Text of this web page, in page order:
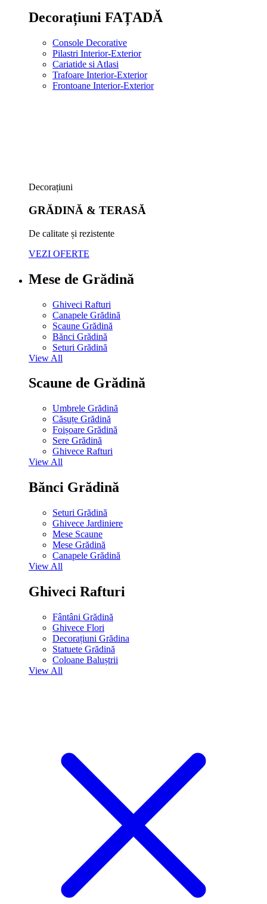
Decorațiuni FAȚADĂ
Console Decorative
Pilastri Interior-Exterior
Cariatide si Atlasi
Trafoare Interior-Exterior
Frontoane Interior-Exterior
Decorațiuni
GRĂDINĂ & TERASĂ
De calitate și rezistente
VEZI OFERTE
Mese de Grădină
Ghiveci Rafturi
Canapele Grădină
Scaune Grădină
Bănci Grădină
Seturi Grădină
View All
Scaune de Grădină
Umbrele Grădină
Căsuțe Grădină
Foișoare Grădină
Sere Grădină
Ghivece Rafturi
View All
Bănci Grădină
Seturi Grădină
Ghivece Jardiniere
Mese Scaune
Mese Grădină
Canapele Grădină
View All
Ghiveci Rafturi
Fântâni Grădină
Ghivece Flori
Decorațiuni Grădina
Statuete Grădină
Coloane Baluștrii
View All